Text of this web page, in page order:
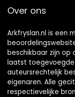
Over ons
Arkfryslan.nl is een
beschikbaar zijn op
laatst toegevoegde
auteursrechtelijk
eigenaren. Alle
respectievelijke